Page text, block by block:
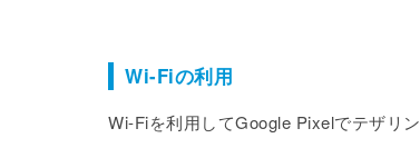
Wi-Fiの利用
Wi-Fiを利用してGoogle Pixelでテザリ